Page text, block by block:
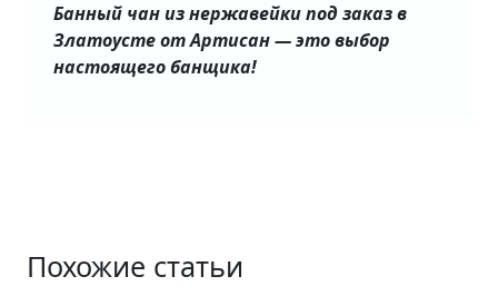
Банный чан из нержавейки под заказ в
Златоусте от Артисан — это выбор
настоящего банщика!
Похожие статьи